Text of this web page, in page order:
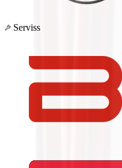
Serviss